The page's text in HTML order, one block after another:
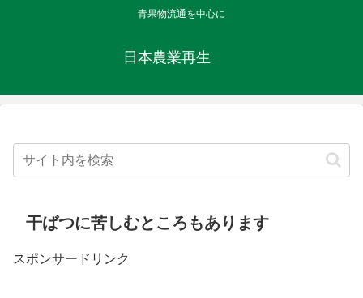
青果物流通を中心に
日本農業再生
干ばつに苦しむところもあります
スポンサードリンク